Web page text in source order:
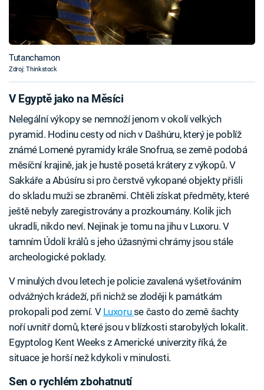
Tutanchamon
Zdroj: Thinkstock
V Egyptě jako na Měsíci
Nelegální výkopy se nemnoží jenom v okolí velkých
pyramid. Hodinu cesty od nich v Dašhúru, který je poblíž
známé Lomené pyramidy krále Snofrua, se země podobá
měsíční krajině, jak je hustě posetá krátery z výkopů. V
Sakkáře a Abúsíru si pro čerstvě vykopané objekty přišli
do skladu muži se zbraněmi. Chtěli získat předměty, které
ještě nebyly zaregistrovány a prozkoumány. Kolik jich
ukradli, nikdo neví. Nejinak je tomu na jihu v Luxoru. V
tamním Údolí králů s jeho úžasnými chrámy jsou stále
archeologické poklady.
V minulých dvou letech je policie zavalená vyšetřováním
odvážných krádeží, při nichž se zloději k památkám
prokopali pod zemí. V Luxoruse často do země šachty
noří uvnitř domů, které jsou v blízkosti starobylých lokalit.
Egyptolog Kent Weeks z Americké univerzity říká, že
situace je horší než kdykoli v minulosti.
Sen o rychlém zbohatnutí